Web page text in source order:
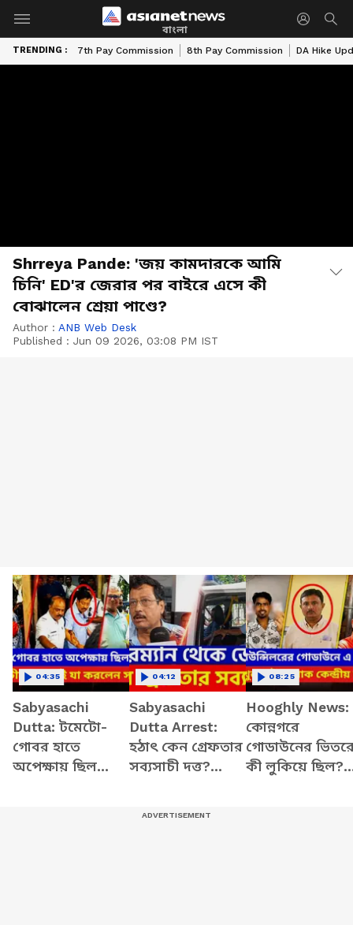
বাংলা
TRENDING : 7th Pay Commission 8th Pay Commission DA Hike
Shrreya Pande: 'জয় কামদারকে আমি
চিনি' ED'র জেরার পর বাইরে এসে কী
বোঝালেন শ্রেয়া পাণ্ডে?
Author : ANB Web Desk
Published : Jun 09 2026, 03:08 PM IST
Sabyasachi
Dutta: টমেটো-
গোবর হাতে
অপেক্ষায় ছিল
04:35
Sabyasachi
Dutta Arrest:
হঠাৎ কেন গ্রেফতার
সব্যসাচী দত্ত?
04:12
Hooghly News:
কোন্নগরে
গোডাউনের
কী লুকিয়ে ছিল?
08:25